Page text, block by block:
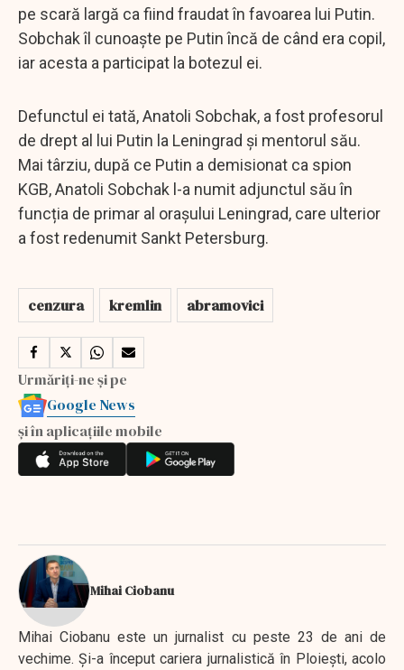
pe scară largă ca fiind fraudat în favoarea lui Putin.
Sobchak îl cunoaște pe Putin încă de când era copil,
iar acesta a participat la botezul ei.
Defunctul ei tată, Anatoli Sobchak, a fost profesorul
de drept al lui Putin la Leningrad și mentorul său.
Mai târziu, după ce Putin a demisionat ca spion
KGB, Anatoli Sobchak l-a numit adjunctul său în
funcția de primar al orașului Leningrad, care ulterior
a fost redenumit Sankt Petersburg.
cenzura kremlin abramovici
Urmăriți-ne și pe
Google News
și în aplicațiile mobile
Mihai Ciobanu
Mihai Ciobanu este un jurnalist cu peste 23 de ani de
vechime. Şi-a început cariera jurnalistică în Ploieşti, acolo